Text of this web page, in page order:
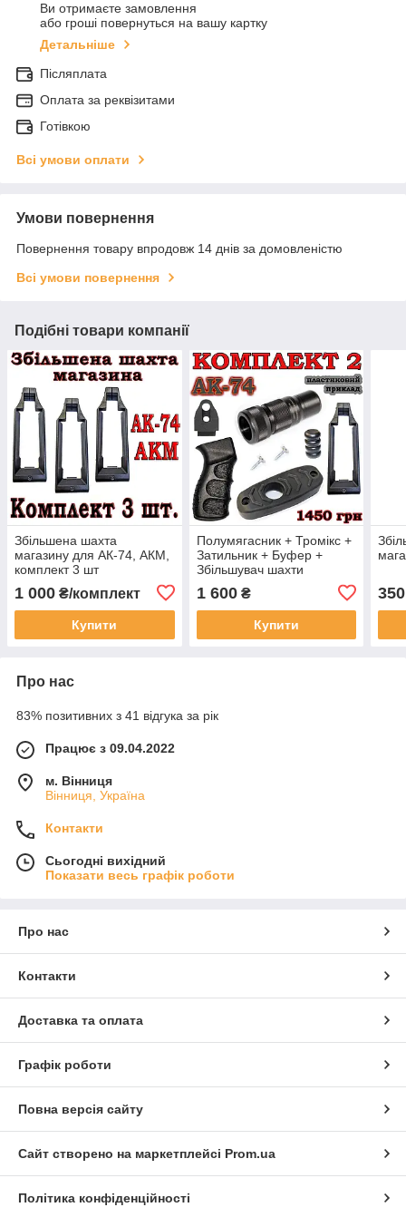
Ви отримаєте замовлення
або гроші повернуться на вашу картку
Детальніше
Післяплата
Оплата за реквізитами
Готівкою
Всі умови оплати
Умови повернення
Повернення товару впродовж 14 днів за домовленістю
Всі умови повернення
Подібні товари компанії
Збільшена шахта
магазину для АК-74, АКМ,
комплект 3 шт
1 000 ₴/комплект
Купити
Полумягасник + Тромікс +
Затильник + Буфер +
Збільшувач шахти
1 600₴
Купити
350
Про нас
83% позитивних з 41 відгука за рік
Працює з 09.04.2022
м. Вінниця
Вінниця, Україна
Контакти
Сьогодні вихідний
Показати весь графік роботи
Про нас
Контакти
Доставка та оплата
Графік роботи
Повна версія сайту
Сайт створено на маркетплейсі Prom.ua
Політика конфіденційності